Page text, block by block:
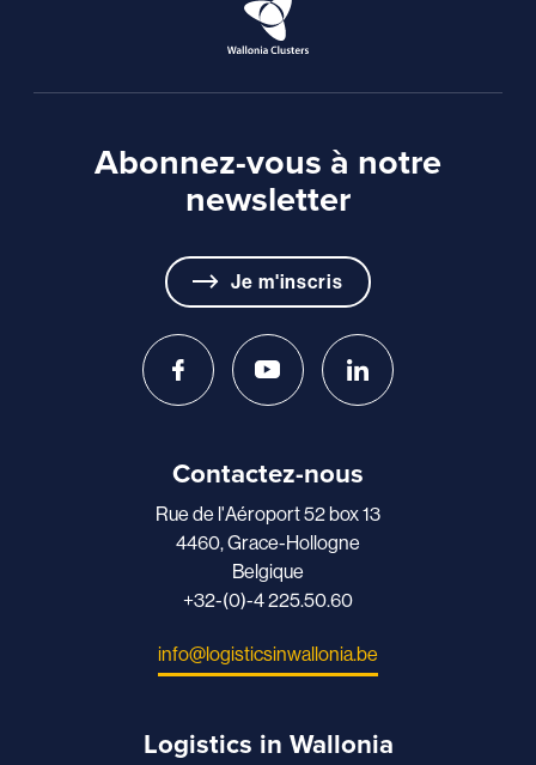
Abonnez-vous à notre
newsletter
Je m'inscris
Contactez-nous
Rue de l'Aéroport 52 box 13
4460, Grace-Hollogne
Belgique
+32-(0)-4 225.50.60
info@logisticsinwallonia.be
Logistics in Wallonia